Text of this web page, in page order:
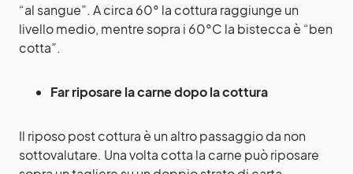
“al sangue”. A circa 60° la cottura raggiunge un
livello medio, mentre sopra i 60°C la bistecca è “ben
cotta”.
Far riposare la carne dopo la cottura
Il riposo post cottura è un altro passaggio da non
sottovalutare. Una volta cotta la carne può riposare